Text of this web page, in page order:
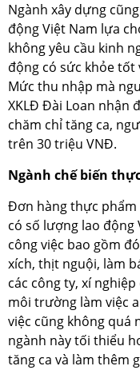
Ngành xây dựng
động Việt Nam lựa
không yêu cầu kinh
động có sức khỏe tốt
Mức thu nhập mà
XKLĐ Đài Loan nhận
chăm chỉ tăng ca,
trên 30 triệu VNĐ.
Ngành chế biến
Đơn hàng thực
có số lượng lao động
công việc bao gồm
xích, thịt nguội, làm
các công ty, xí
môi trường làm việc
việc cũng không quá
ngành này tối thiểu
tăng ca và làm thêm